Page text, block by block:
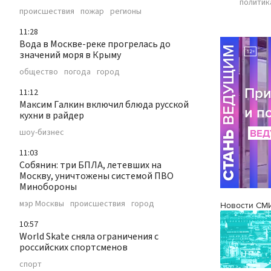
происшествия пожар регионы
11:28
Вода в Москве-реке прогрелась до
значений моря в Крыму
общество погода город
11:12
Максим Галкин включил блюда русской
кухни в райдер
шоу-бизнес
11:03
Собянин: три БПЛА, летевших на
Москву, уничтожены системой ПВО
Минобороны
мэр Москвы происшествия город
10:57
World Skate сняла ограничения с
российских спортсменов
спорт
Новости